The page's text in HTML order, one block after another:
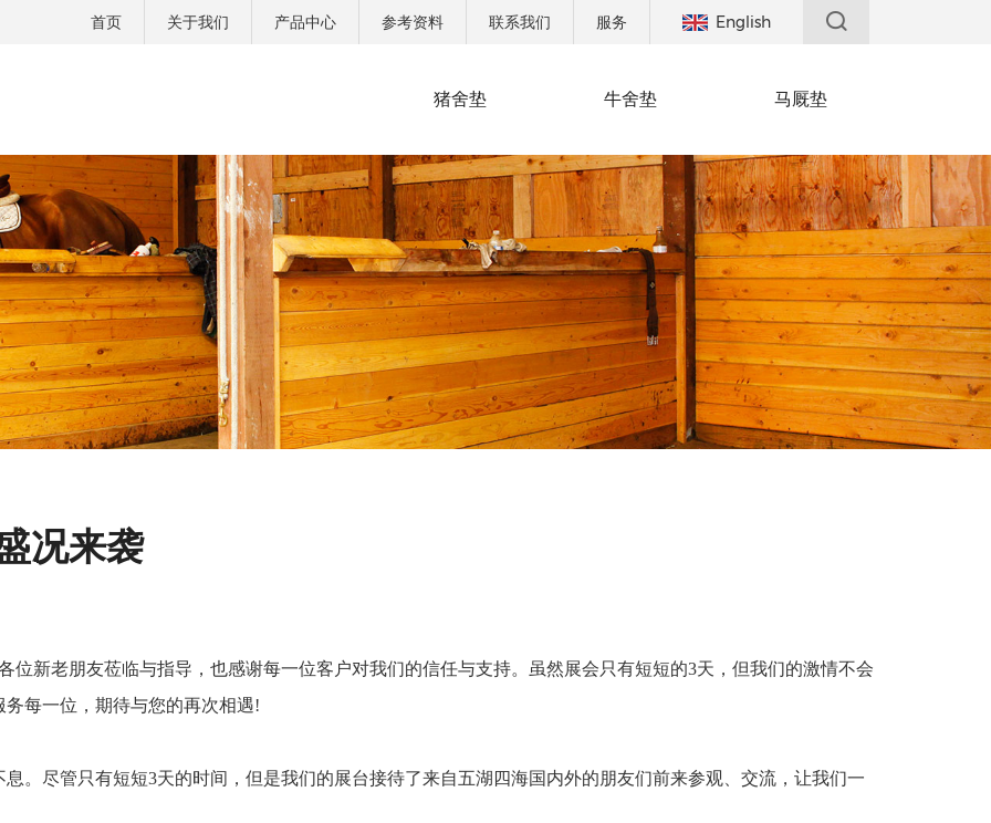
首页 关于我们 产品中心 参考资料 联系我们 服务 English
猪舍垫 牛舍垫 马厩垫
况来袭
位新老朋友莅临与指导，也感谢每一位客户对我们的信任与支持。虽然展会只有短短的3天，但我们的激情不会
每一位，期待与您的再次相遇!
。尽管只有短短3天的时间，但是我们的展台接待了来自五湖四海国内外的朋友们前来参观、交流 ， 让我们一